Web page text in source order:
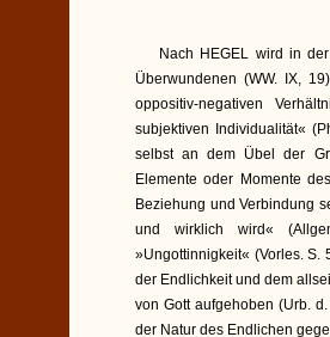
Nach HEGEL wird in
Überwundenen (WW. IX,
oppositiv-negativen
subjektiven Individualität«
selbst an dem Übel der
Elemente oder Momente
Beziehung und Verbindung
und wirklich wird«
»Ungottinnigkeit« (Vorles. S.
der Endlichkeit und dem
von Gott aufgehoben (Urb.
der Natur des Endlichen